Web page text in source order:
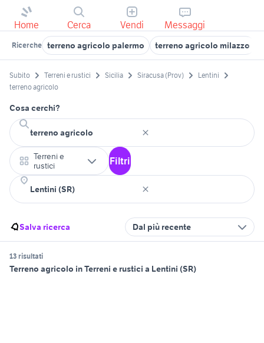
Home Cerca Vendi Messaggi
Ricerche terreno agricolo palermo terreno agricolo milazzo
Subito Terreni e rustici Sicilia Siracusa (Prov)
Lentini
terreno agricolo
Cosa cerchi?
Terreni e
rustici
Filtri
Salva ricerca Dal più recente
13 risultati
Terreno agricolo in Terreni e rustici a Lentini (SR)